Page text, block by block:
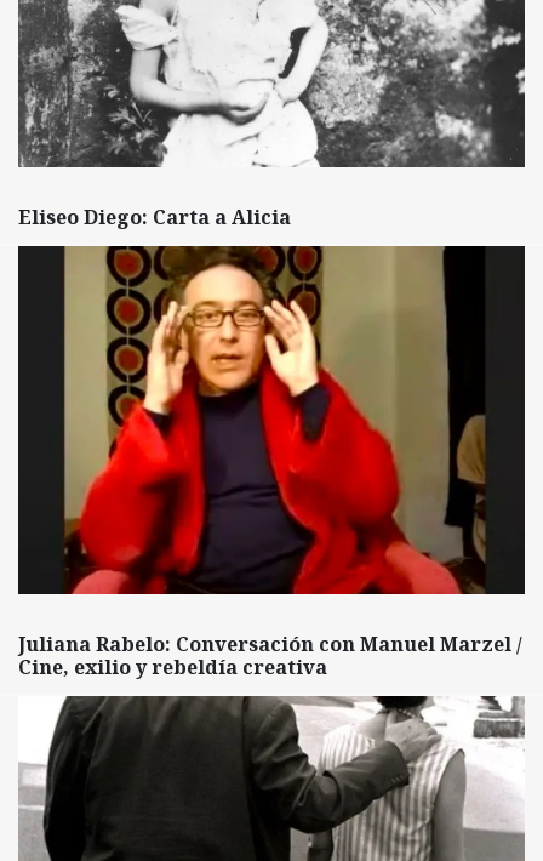
Eliseo Diego: Carta a Alicia
Juliana Rabelo: Conversación con Manuel Marzel /
Cine, exilio y rebeldía creativa